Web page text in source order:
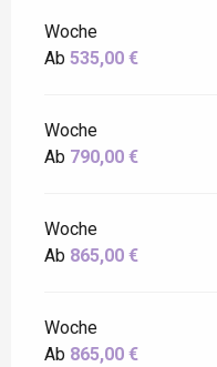
Woche
Ab 535,00 €
Woche
Ab 790,00 €
Woche
Ab 865,00 €
Woche
Ab 865,00 €